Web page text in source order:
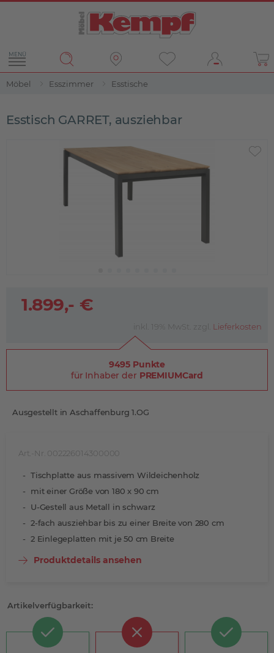
MENÜ
Möbel Esszimmer Esstische
Esstisch GARRET, ausziehbar
Art.-Nr. 002226014300000
Tischplatte aus massivem Wildeichenholz
mit einer Größe von 180 x 90 cm
U-Gestell aus Metall in schwarz
2-fach ausziehbar bis zu einer Breite von 280 cm
2 Einlegeplatten mit je 50 cm Breite
Produktdetails ansehen
Artikelverfügbarkeit:
1.899,- €
inkl. 19% MwSt. zzgl. Lieferkosten
9495 Punkte
für Inhaber der PREMIUMCard
Ausgestellt in Aschaffenburg 1.OG